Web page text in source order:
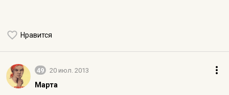
Нравится
49 20 июл. 2013
Марта